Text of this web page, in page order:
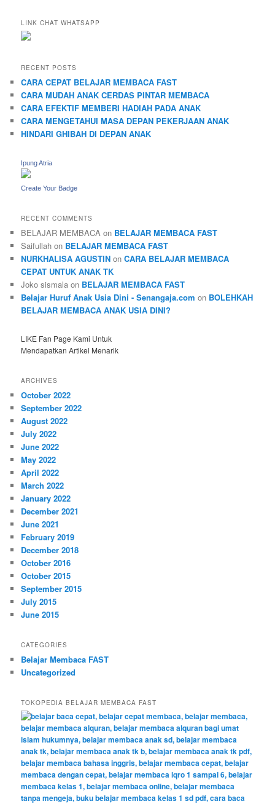
LINK CHAT WHATSAPP
RECENT POSTS
CARA CEPAT BELAJAR MEMBACA FAST
CARA MUDAH ANAK CERDAS PINTAR MEMBACA
CARA EFEKTIF MEMBERI HADIAH PADA ANAK
CARA MENGETAHUI MASA DEPAN PEKERJAAN ANAK
HINDARI GHIBAH DI DEPAN ANAK
Ipung Atria
Create Your Badge
RECENT COMMENTS
BELAJAR MEMBACA on BELAJAR MEMBACA FAST
Saifullah on BELAJAR MEMBACA FAST
NURKHALISA AGUSTIN onCARA BELAJAR MEMBACA
CEPAT UNTUK ANAK TK
Joko sismala on BELAJAR MEMBACA FAST
Belajar Huruf Anak Usia Dini - Senangaja.com on BOLEHKAH
BELAJAR MEMBACA ANAK USIA DINI?
LIKE Fan Page Kami Untuk
Mendapatkan Artikel Menarik
ARCHIVES
October 2022
September 2022
August 2022
July 2022
June 2022
May 2022
April 2022
March 2022
January 2022
December 2021
June 2021
February 2019
December 2018
October 2016
October 2015
September 2015
July 2015
June 2015
CATEGORIES
Belajar Membaca FAST
Uncategorized
TOKOPEDIA BELAJAR MEMBACA FAST